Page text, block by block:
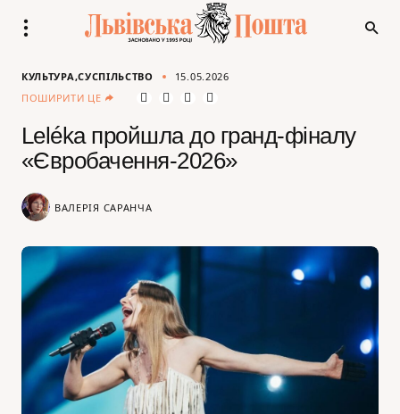
КУЛЬТУРА СУСПІЛЬСТВО
15.05.2026
ПОШИРИТИ ЦЕ
Leléka пройшла до гранд-фіналу
«Євробачення-2026»
ВАЛЕРІЯ САРАНЧА